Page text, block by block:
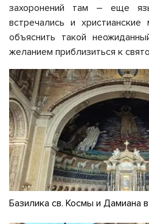
захоронений там – еще
встречались и
объяснить такой
желанием приблизиться к
Базилика св. Космы и Дамиана